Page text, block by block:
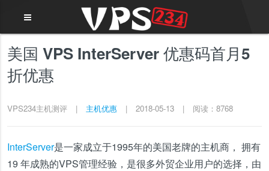
美国 VPS InterServer 优惠码首月5
折优惠
VPS234主机测评 | 主机优惠 | 2018-05-13 | 阅读：8768
InterServer是一家成立于1995年的美国老牌的主机商， 拥有
19 年成熟的VPS管理经验，是很多外贸企业用户的选择，由